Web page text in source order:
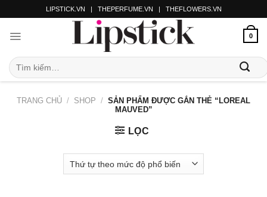
LIPSTICK.VN | THEPERFUME.VN | THEFLOWERS.VN
0
TRANG CHỦ / SHOP / SẢN PHẨM ĐƯỢC GẮN THẺ “LOREAL
MAUVED”
LỌC